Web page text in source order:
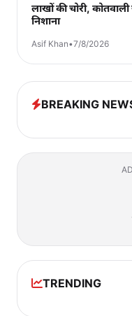
लाखों की चोरी,
निशाना
Asif Khan•7/8/2026
BREAKING
TRENDING